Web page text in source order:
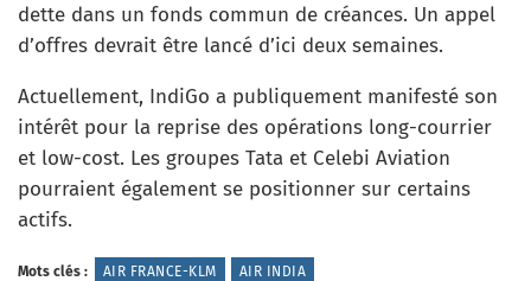
dette dans un fonds commun de créances. Un appel
d’offres devrait être lancé d’ici deux semaines.
Actuellement, IndiGo a publiquement manifesté son
intérêt pour la reprise des opérations long-courrier
et low-cost. Les groupes Tata et Celebi Aviation
pourraient également se positionner sur certains
actifs.
Mots clés : AIR FRANCE-KLM AIR INDIA